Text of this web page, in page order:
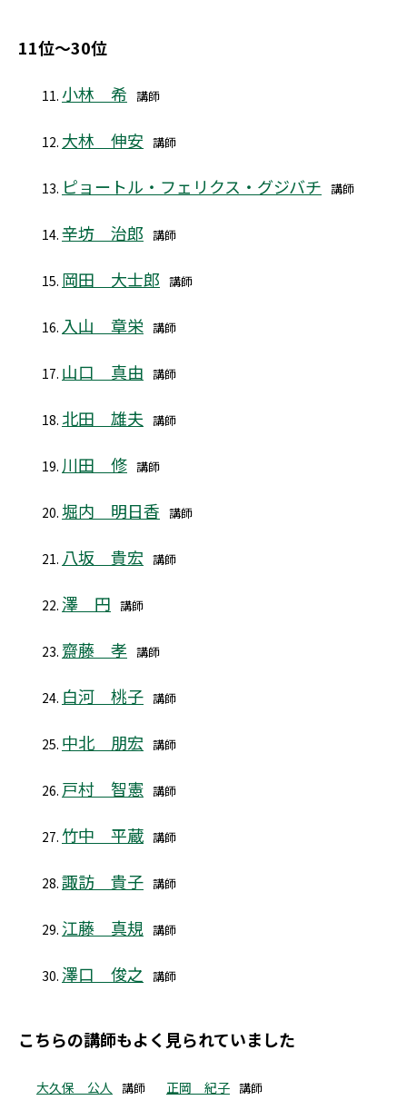
11位～30位
小林 希 講師
大林 伸安 講師
ピョートル・フェリクス・グジバチ 講師
辛坊 治郎 講師
岡田 大士郎 講師
入山 章栄 講師
山口 真由 講師
北田 雄夫 講師
川田 修 講師
堀内 明日香 講師
八坂 貴宏 講師
澤 円 講師
齋藤 孝 講師
白河 桃子 講師
中北 朋宏 講師
戸村 智憲 講師
竹中 平蔵 講師
諏訪 貴子 講師
江藤 真規 講師
澤口 俊之 講師
こちらの講師もよく見られていました
大久保 公人 講師 正岡 紀子 講師